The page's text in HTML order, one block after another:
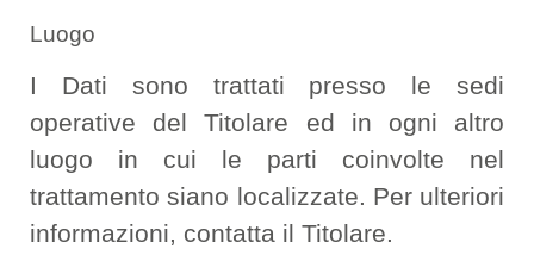
Luogo
I Dati sono trattati presso le sedi
operative del Titolare ed in ogni altro
luogo in cui le parti coinvolte nel
trattamento siano localizzate. Per ulteriori
informazioni, contatta il Titolare.